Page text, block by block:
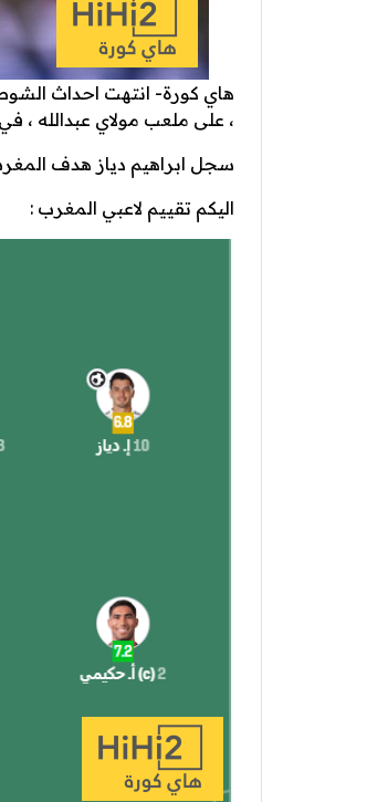
هاي كورة- انتهت احداث
، على ملعب مولاي عبدالله ، في
سجل ابراهيم دياز هدف
اليكم تقييم لاعبي المغرب :